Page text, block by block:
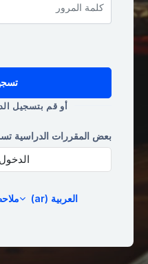
أو قم بتسجيل
بعض المقررات الدراسية
العربية ‎(ar)‎